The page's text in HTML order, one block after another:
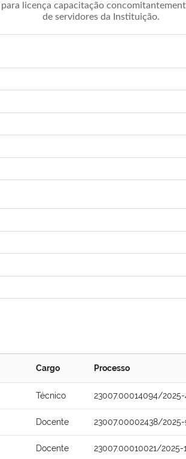
licença capacitação
de servidores da Instituição.
Cargo Processo
Técnico 23007.00014094/
Docente 23007.00002438/
Docente 23007.00010021/2025-